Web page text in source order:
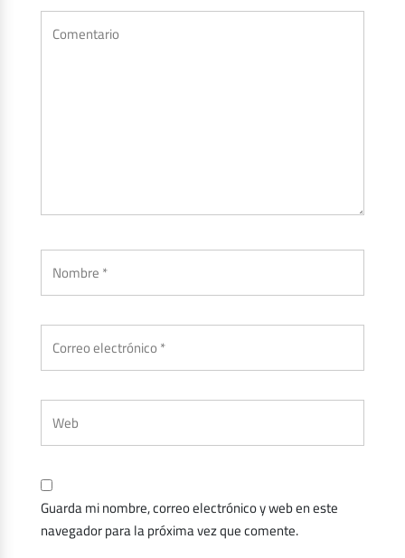
Guarda mi nombre, correo electrónico y web en este
navegador para la próxima vez que comente.